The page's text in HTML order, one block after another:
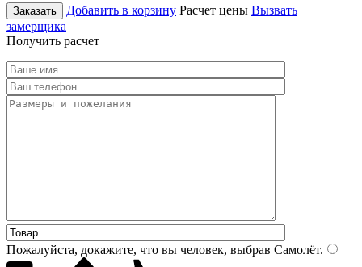
Заказать Добавить в корзину Расчет цены Вызвать
замерщика
Получить расчет
Пожалуйста, докажите, что вы человек, выбрав Самолёт.